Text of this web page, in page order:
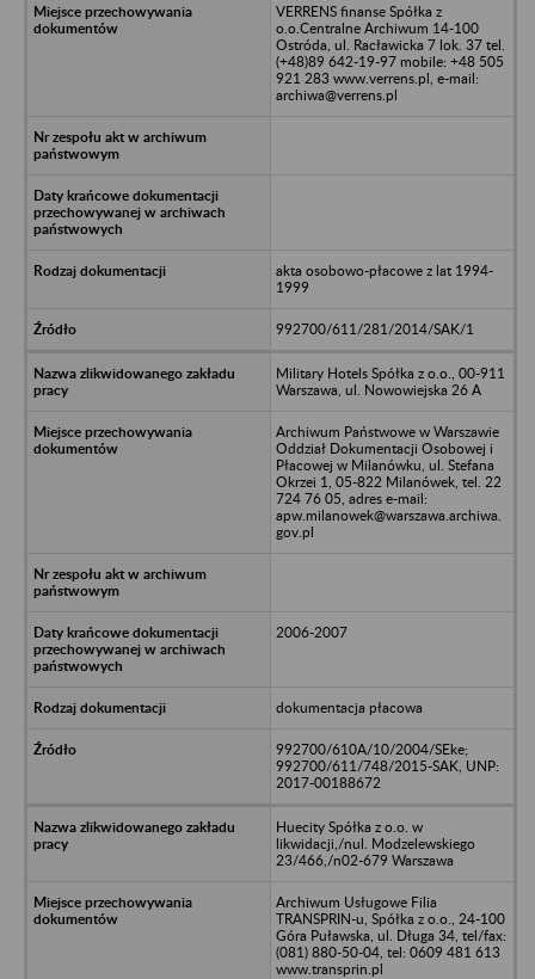
VERRENS finanse Spółka z
o.o.Centralne Archiwum 14-100
Ostróda, ul. Racławicka 7 lok. 37 tel.
(+48)89 642-19-97 mobile: +48 505
921 283 www.verrens.pl, e-mail:
archiwa@verrens.pl
akta osobowo-płacowe z lat 1994-
1999
992700/611/281/2014/SAK/1
Military Hotels Spółka z o.o., 00-911
Warszawa, ul. Nowowiejska 26 A
Archiwum Państwowe w Warszawie
Oddział Dokumentacji Osobowej i
Płacowej w Milanówku, ul. Stefana
Okrzei 1, 05-822 Milanówek, tel. 22
724 76 05, adres e-mail:
apw.milanowek@warszawa.archiwa.
gov.pl
2006-2007
dokumentacja płacowa
992700/610A/10/2004/SEke;
992700/611/748/2015-SAK, UNP:
2017-00188672
Huecity Spółka z o.o. w
likwidacji,/nul. Modzelewskiego
23/466,/n02-679 Warszawa
Archiwum Usługowe Filia
TRANSPRIN-u, Spółka z o.o., 24-100
Góra Puławska, ul. Długa 34, tel/fax:
(081) 880-50-04, tel: 0609 481 613
www.transprin.pl